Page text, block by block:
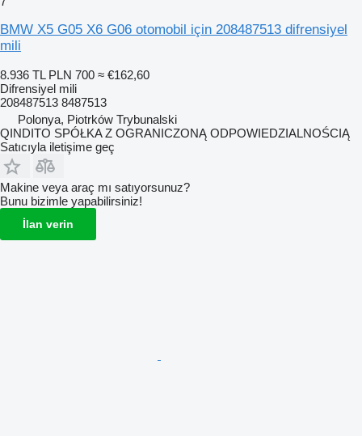
BMW X5 G05 X6 G06 otomobil için 208487513 difrensiyel
mili
8.936 TL PLN 700 ≈ €162,60
Difrensiyel mili
208487513 8487513
Polonya, Piotrków Trybunalski
QINDITO SPÓŁKA Z OGRANICZONĄ ODPOWIEDZIALNOŚCIĄ
Satıcıyla iletişime geç
Makine veya araç mı satıyorsunuz?
Bunu bizimle yapabilirsiniz!
İlan verin